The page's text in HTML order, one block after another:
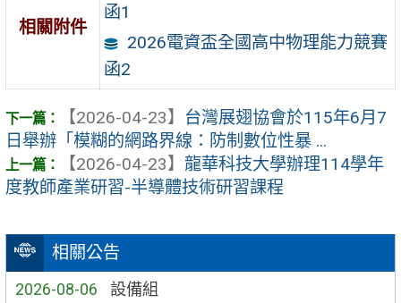
相關公告
2026-08-06 設備組
相關附件
函1
2026電資盃全國高中物理能力競賽
函2
【2026-04-23】 台灣展翅協會於115年6月7
日舉辦「模糊的網路界線：防制數位性暴 ...
【2026-04-23】 龍華科技大學辦理114學年
度教師產業研習-半導體技術研習課程